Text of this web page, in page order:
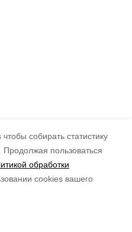
собирать статистику
Продолжая пользоваться
обработки
cookies вашего